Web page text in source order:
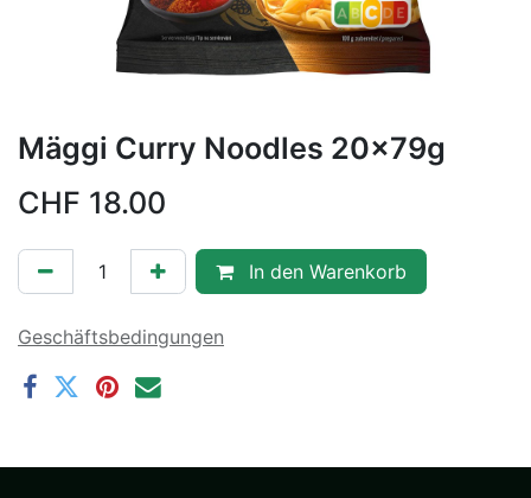
Mäggi Curry Noodles 20x79g
CHF 18.00
In den Warenkorb
Geschäftsbedingungen